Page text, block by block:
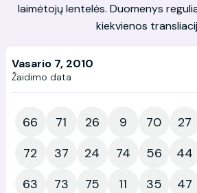
laimėtojų lentelės. Duomenys
kiekvienos
Vasario 7, 2010
Žaidimo data
66 71 26 9 70 27
72
37 24 74 56 44
63
73 75 11 35 47